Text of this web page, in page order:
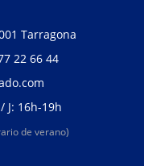
Tarragona
22 66 44
J: 16h-19h
de verano)